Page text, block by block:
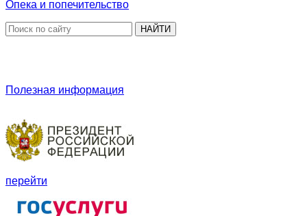
Опека и попечительство
НАЙТИ
Полезная информация
перейти